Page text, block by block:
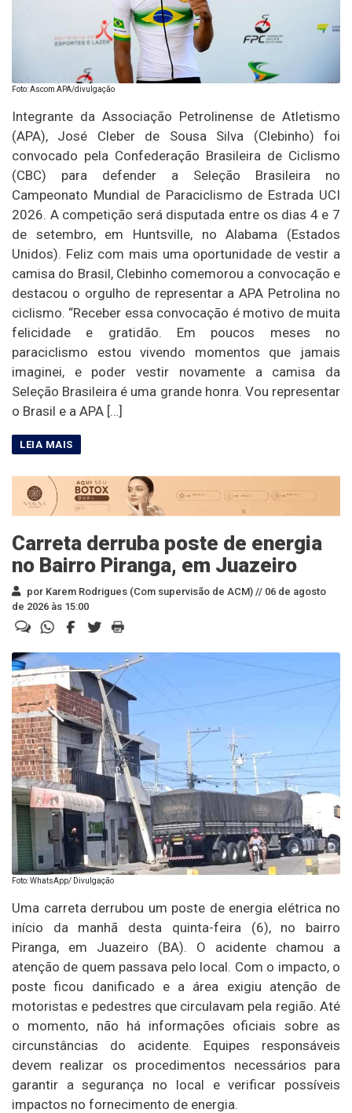
Foto: Ascom APA/divulgação
Integrante da Associação Petrolinense de Atletismo
(APA), José Cleber de Sousa Silva (Clebinho) foi
convocado pela Confederação Brasileira de Ciclismo
(CBC) para defender a Seleção Brasileira no
Campeonato Mundial de Paraciclismo de Estrada UCI
2026. A competição será disputada entre os dias 4 e 7
de setembro, em Huntsville, no Alabama (Estados
Unidos). Feliz com mais uma oportunidade de vestir a
camisa do Brasil, Clebinho comemorou a convocação e
destacou o orgulho de representar a APA Petrolina no
ciclismo. “Receber essa convocação é motivo de muita
felicidade e gratidão. Em poucos meses no
paraciclismo estou vivendo momentos que jamais
imaginei, e poder vestir novamente a camisa da
Seleção Brasileira é uma grande honra. Vou representar
o Brasil e a APA […]
Carreta derruba poste de energia
no Bairro Piranga, em Juazeiro
por Karem Rodrigues (Com supervisão de ACM) // 06 de agosto
de 2026 às 15:00
Foto: WhatsApp/ Divulgação
Uma carreta derrubou um poste de energia elétrica no
início da manhã desta quinta-feira (6), no bairro
Piranga, em Juazeiro (BA). O acidente chamou a
atenção de quem passava pelo local. Com o impacto, o
poste ficou danificado e a área exigiu atenção de
motoristas e pedestres que circulavam pela região. Até
o momento, não há informações oficiais sobre as
circunstâncias do acidente. Equipes responsáveis
devem realizar os procedimentos necessários para
garantir a segurança no local e verificar possíveis
impactos no fornecimento de energia.